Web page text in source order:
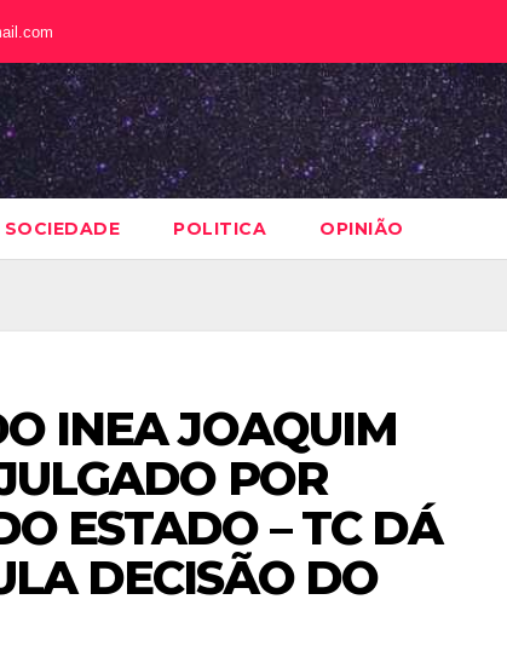
SOCIEDADE POLITICA OPINIÃO
INEA JOAQUIM
POR
ESTADO – TC DÁ
DECISÃO DO